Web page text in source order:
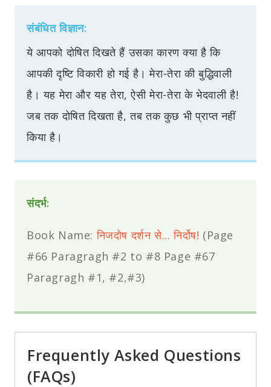
संबंधित विज्ञान:
ये आपको दोषित दिखते हैं उसका कारण क्या है कि
आपकी दृष्टि विकारी हो गई है। मेरा-तेरा की बुद्धिवाली
है। यह मेरा और यह तेरा, ऐसी मेरा-तेरा के भेदवाली है!
जब तक दोषित दिखता है, तब तक कुछ भी प्राप्त नहीं
किया है।
संदर्भ:
Book Name:निजदोष दर्शन से... निर्दोष! (Page
#66 Paragragh #2 to #8 Page #67
Paragragh #1, #2,#3)
Frequently Asked Questions
(FAQs)